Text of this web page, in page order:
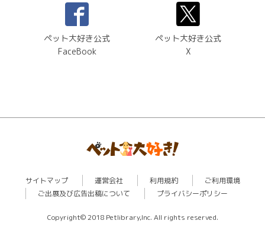
ペット大好き公式
FaceBook
ペット大好き公式
X
サイトマップ 運営会社 利用規約
ご利用環境
ご出展及び広告出稿について
プライバシーポリシー
Copyright© 2018 Petlibrary,Inc. All rights reserved.